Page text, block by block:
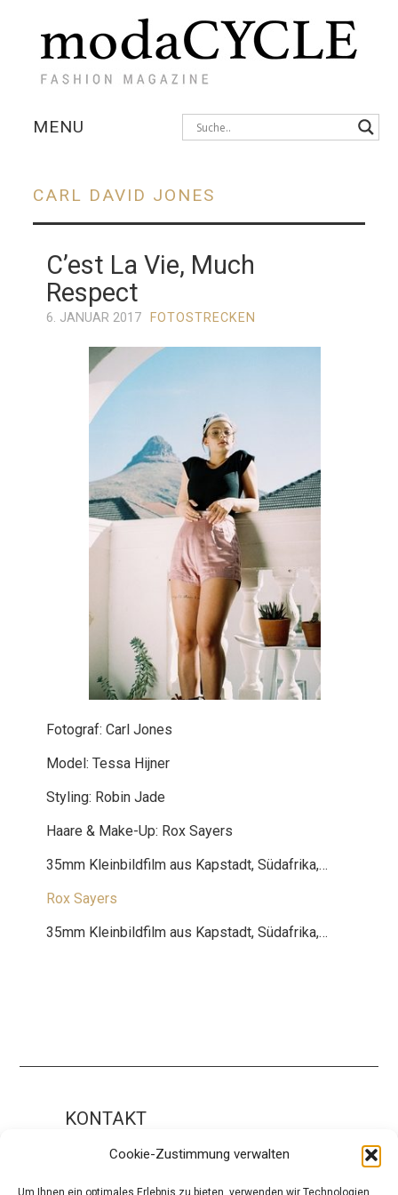
Cookie-Zustimmung verwalten
Um Ihnen ein optimales Erlebnis zu bieten, verwenden wir Technologien
MENU
FOTOSTRECKEN
INTERVIEWS
CARL DAVID JONES
C’est La Vie, Much
Respect
6. JANUAR 2017 FOTOSTRECKEN
Fotograf: Carl Jones
Model: Tessa Hijner
Styling: Robin Jade
Haare & Make-Up: Rox Sayers
35mm Kleinbildfilm aus Kapstadt, Südafrika,…
Rox Sayers
35mm Kleinbildfilm aus Kapstadt, Südafrika,…
KONTAKT
Impressum
ÜBER UNS